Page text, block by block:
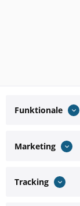
Funktionale
Marketing
Tracking